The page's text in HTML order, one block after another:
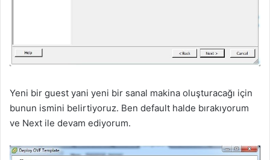
Yeni bir guest yani yeni bir sanal makina oluşturacağı için
bunun ismini belirtiyoruz. Ben default halde bırakıyorum
ve Next ile devam ediyorum.